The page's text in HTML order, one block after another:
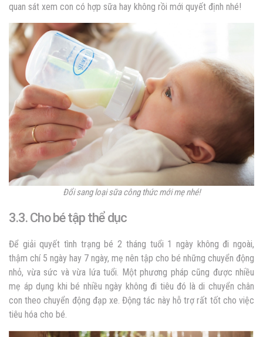
quan sát xem con có hợp sữa hay không rồi mới quyết định nhé!
Đổi sang loại sữa công thức mới mẹ nhé!
3.3. Cho bé tập thể dục
Để giải quyết tình trạng bé 2 tháng tuổi 1 ngày không đi ngoài,
thậm chí 5 ngày hay 7 ngày, mẹ nên tập cho bé những chuyển động
nhỏ, vừa sức và vừa lứa tuổi. Một phương pháp cũng được nhiều
mẹ áp dụng khi bé nhiều ngày không đi tiêu đó là di chuyển chân
con theo chuyển động đạp xe. Động tác này hỗ trợ rất tốt cho việc
tiêu hóa cho bé.